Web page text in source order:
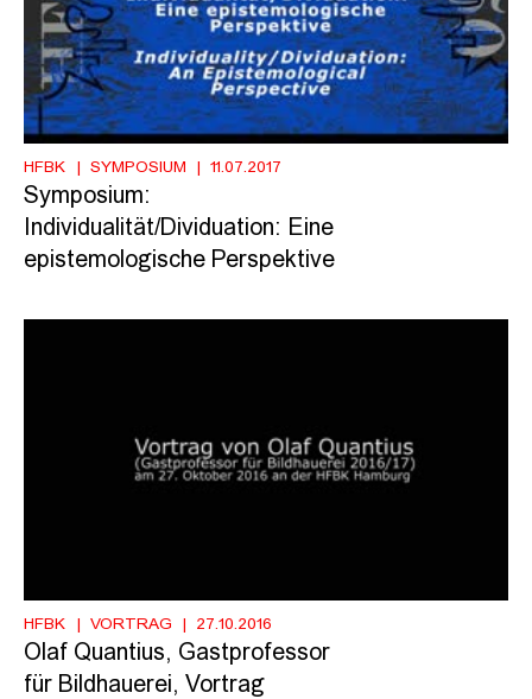
HFBK SYMPOSIUM 11.07.2017
Symposium:
Individualität/Dividuation: Eine
epistemologische Perspektive
HFBK VORTRAG 27.10.2016
Olaf Quantius, Gastprofessor
für Bildhauerei, Vortrag